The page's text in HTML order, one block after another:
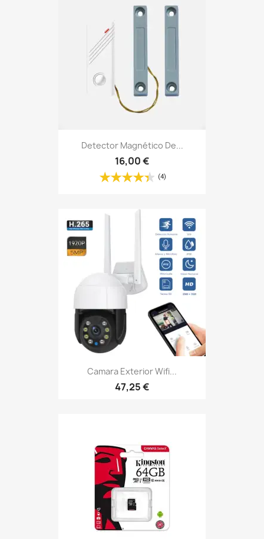
Detector Magnético De...
16,00 €
(4)
Camara Exterior Wifi...
47,25 €